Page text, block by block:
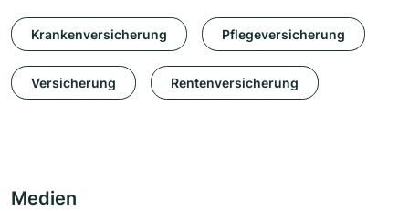
Krankenversicherung Pflegeversicherung
Versicherung Rentenversicherung
Medien